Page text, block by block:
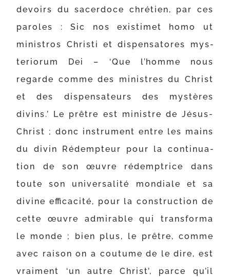
devoirs du sacer­doce chré­tien, par ces
paroles : Sic nos exis­ti­met homo ut
minis­tros Christi et dis­pen­sa­tores mys­
te­rio­rum Dei – ‘Que l’homme nous
regarde comme des ministres du Christ
et des dis­pen­sa­teurs des mys­tères
divins.’ Le prêtre est ministre de Jésus-​
Christ ; donc ins­tru­ment entre les mains
du divin Rédempteur pour la conti­nua­
tion de son œuvre rédemp­trice dans
toute son uni­ver­sa­li­té mon­diale et sa
divine effi­ca­ci­té, pour la construc­tion de
cette œuvre admi­rable qui trans­for­ma
le monde ; bien plus, le prêtre, comme
avec rai­son on a cou­tume de le dire, est
vrai­ment ‘un autre Christ’, parce qu’il